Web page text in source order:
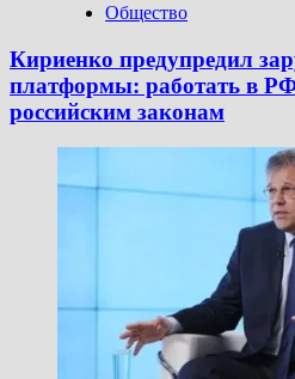
Общество
Кириенко предупредил
платформы: работать в
российским законам